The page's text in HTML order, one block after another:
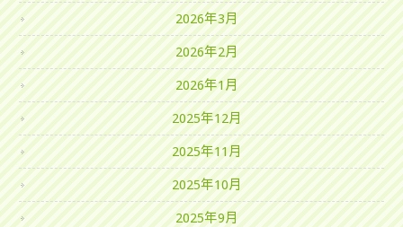
2026年3月
2026年2月
2026年1月
2025年12月
2025年11月
2025年10月
2025年9月